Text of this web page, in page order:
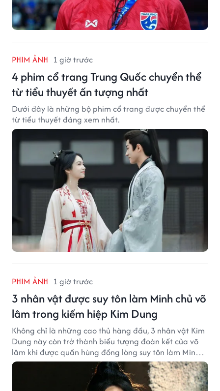
PHIM ẢNH 1 giờ trước
4 phim cổ trang Trung Quốc chuyển thể
từ tiểu thuyết ấn tượng nhất
Dưới đây là những bộ phim cổ trang được chuyển thể
từ tiểu thuyết đáng xem nhất.
PHIM ẢNH 1 giờ trước
3 nhân vật được suy tôn làm Minh chủ võ
lâm trong kiếm hiệp Kim Dung
Không chỉ là những cao thủ hàng đầu, 3 nhân vật Kim
Dung này còn trở thành biểu tượng đoàn kết của võ
lâm khi được quần hùng đồng lòng suy tôn làm Minh
chủ.